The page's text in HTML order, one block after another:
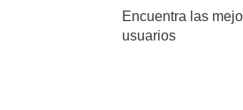
Encuentra las
usuarios